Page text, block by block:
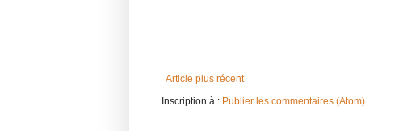
Article plus récent
Inscription à : Publier les commentaires (Atom)